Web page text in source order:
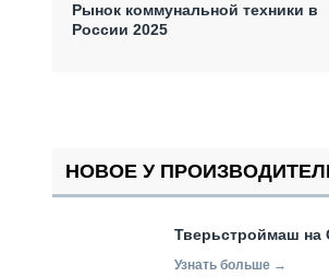
Рынок коммунальной техники в
России 2025
НОВОЕ У
Тверьстроймаш на
Узнать больше →